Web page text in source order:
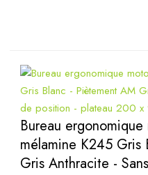
Bureau
mélamine K245 Gris
Gris Anthracite -